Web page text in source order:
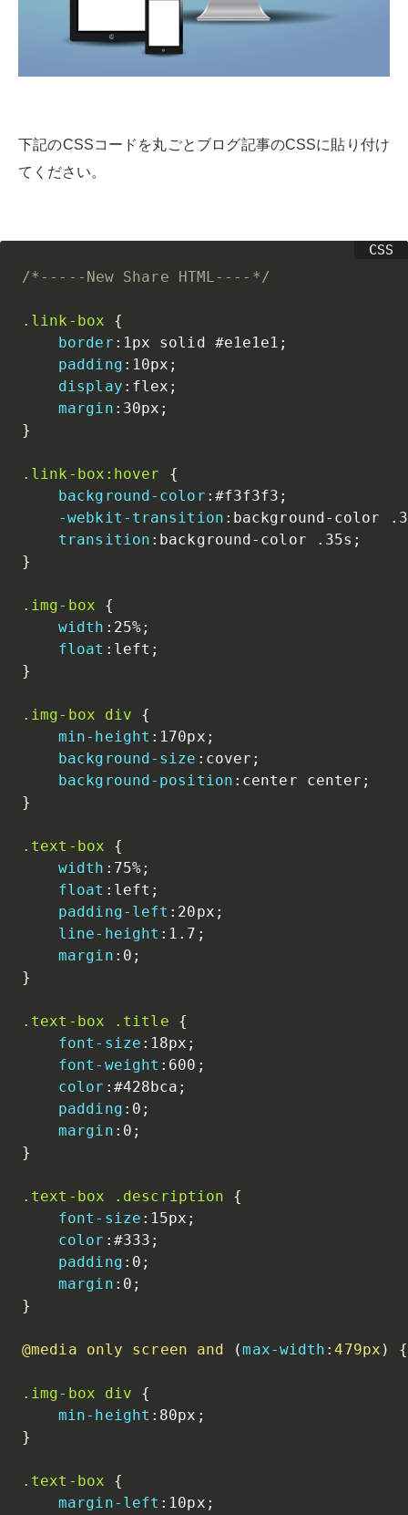
下記のCSSコードを丸ごとブログ記事のCSSに貼り付け
てください。
/*-----New Share HTML----*/
.link-box
{
border : 1px solid #e1e1e1 ;
padding : 10px ;
display : flex ;
margin : 30px ;
}
.link-box:hover
{
background-color : #f3f3f3 ;
-webkit-transition : background-color
transition : background-color .35s ;
}
.img-box
{
width : 25%;
float : left ;
}
.img-box div
{
min-height : 170px ;
background-size : cover ;
background-position : center center ;
}
.text-box
{
width : 75%;
float : left ;
padding-left : 20px ;
line-height : 1.7 ;
margin : 0 ;
}
.text-box .title
{
font-size : 18px ;
font-weight : 600 ;
color : #428bca ;
padding : 0 ;
margin : 0 ;
}
.text-box .description
{
font-size : 15px ;
color : #333 ;
padding : 0 ;
margin : 0 ;
}
@media only screen and (max-width :479px ) {
.img-box div
{
min-height : 80px ;
}
.text-box
{
margin-left : 10px ;